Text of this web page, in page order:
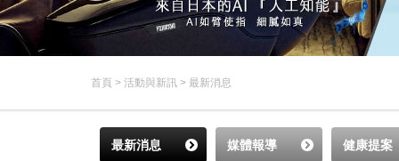
首頁 > 活動與新訊 > 最新消息
最新消息 媒體報導 健康提案